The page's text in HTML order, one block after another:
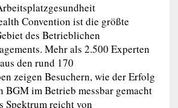
Convention ist die größte
des Betrieblichen
Mehr als 2.500 Experten
den rund 170
zeigen Besuchern, wie der Erfolg
BGM im Betrieb messbar gemacht
Spektrum reicht von